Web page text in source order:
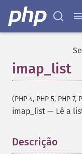
imap_list
(PHP 4, PHP 5, PHP 7,
imap_list — Lê a
Descrição